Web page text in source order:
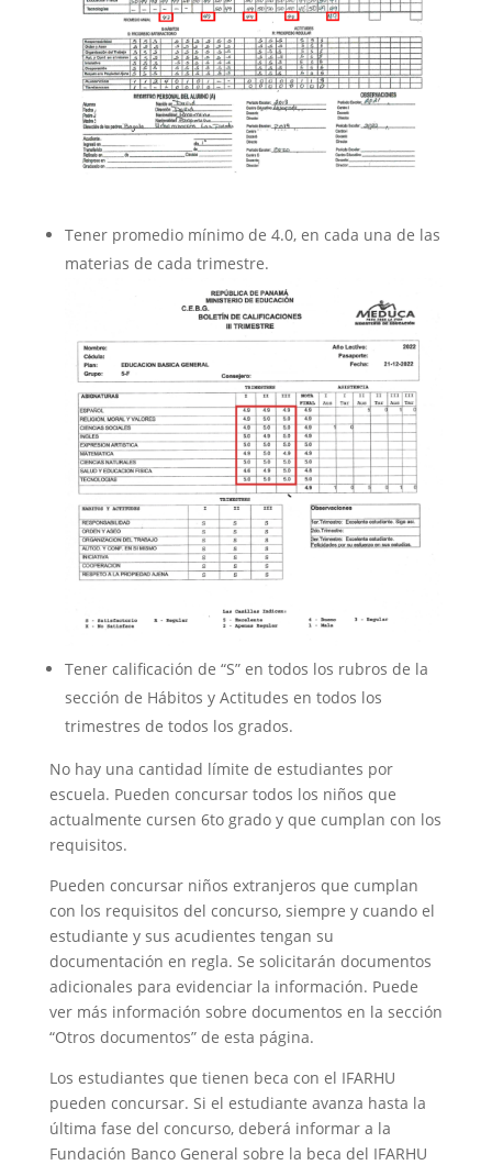
Tener promedio mínimo de 4.0, en cada una de las
materias de cada trimestre.
Tener calificación de “S” en todos los rubros de la
sección de Hábitos y Actitudes en todos los
trimestres de todos los grados.
No hay una cantidad límite de estudiantes por
escuela. Pueden concursar todos los niños que
actualmente cursen 6to grado y que cumplan con los
requisitos.
Pueden concursar niños extranjeros que cumplan
con los requisitos del concurso, siempre y cuando el
estudiante y sus acudientes tengan su
documentación en regla. Se solicitarán documentos
adicionales para evidenciar la información. Puede
ver más información sobre documentos en la sección
“Otros documentos” de esta página.
Los estudiantes que tienen beca con el IFARHU
pueden concursar. Si el estudiante avanza hasta la
última fase del concurso, deberá informar a la
Fundación Banco General sobre la beca del IFARHU